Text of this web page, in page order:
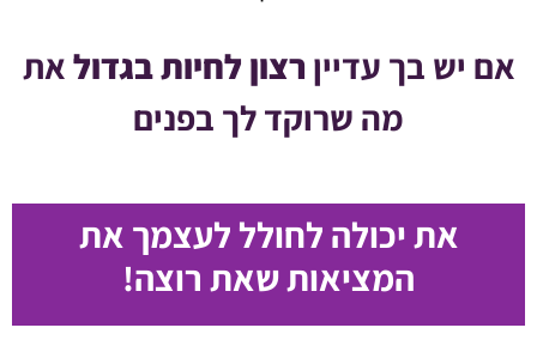
אם יש בך עדייןרצון לחיות בגדולאת
מה שרוקד לך בפנים
את יכולה לחולל לעצמך את
המציאות שאת רוצה!